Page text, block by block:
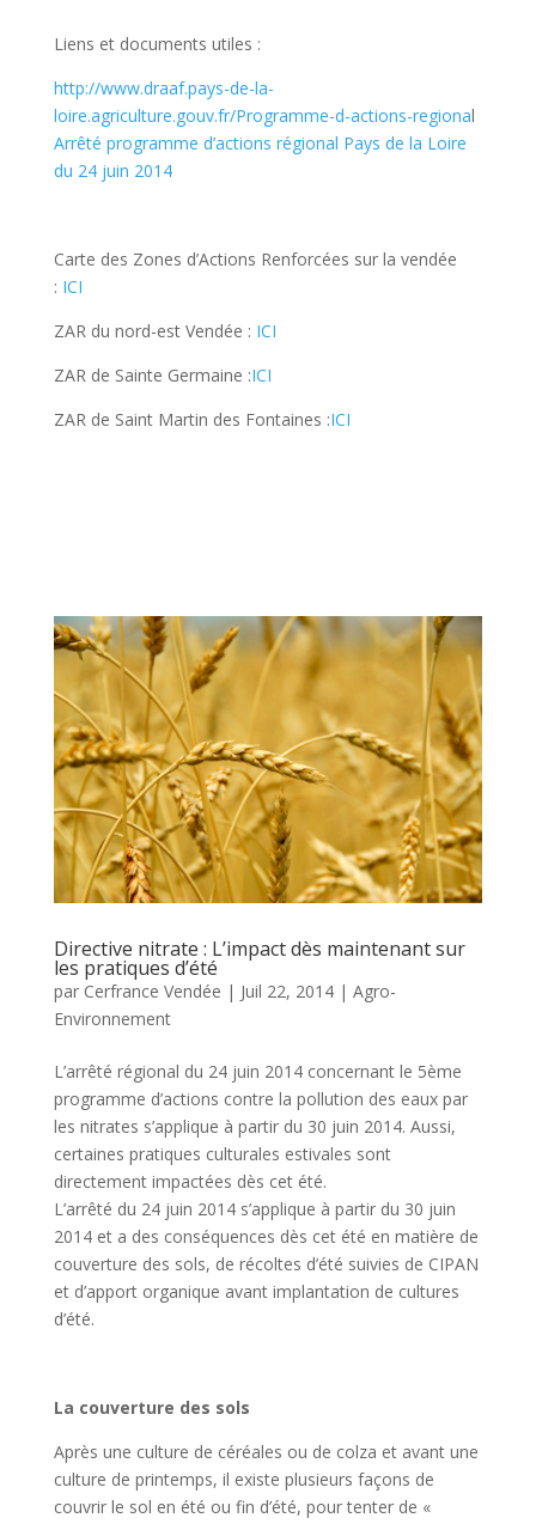
Liens et documents utiles :
http://www.draaf.pays-de-la-
loire.agriculture.gouv.fr/Programme-d-actions-regional
Arrêté programme d’actions régional Pays de la Loire
du 24 juin 2014
Carte des Zones d’Actions Renforcées sur la vendée
: ICI
ZAR du nord-est Vendée : ICI
ZAR de Sainte Germaine :ICI
ZAR de Saint Martin des Fontaines :ICI
Directive nitrate : L’impact dès maintenant sur
les pratiques d’été
par Cerfrance Vendée | Juil 22, 2014| Agro-
Environnement
L’arrêté régional du 24 juin 2014 concernant le 5ème
programme d’actions contre la pollution des eaux par
les nitrates s’applique à partir du 30 juin 2014. Aussi,
certaines pratiques culturales estivales sont
directement impactées dès cet été.
L’arrêté du 24 juin 2014 s’applique à partir du 30 juin
2014 et a des conséquences dès cet été en matière de
couverture des sols, de récoltes d’été suivies de CIPAN
et d’apport organique avant implantation de cultures
d’été.
La couverture des sols
Après une culture de céréales ou de colza et avant une
culture de printemps, il existe plusieurs façons de
couvrir le sol en été ou fin d’été, pour tenter de «